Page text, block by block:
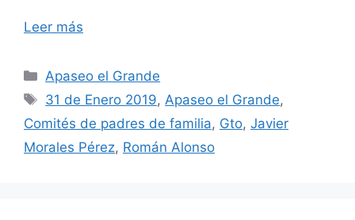
Leer más
Categorías
Apaseo el Grande
Etiquetas
31 de Enero 2019,Apaseo el Grande,
Comités de padres de familia, Gto, Javier
Morales Pérez, Román Alonso